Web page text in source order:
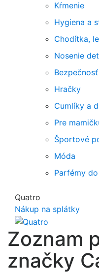
Kŕmenie
Hygiena a
Chodítka,
Nosenie
Bezpečnosť
Hračky
Cumlíky a
Pre
Športové
Móda
Parfémy
Quatro
Nákup na splátky
Zoznam
značky